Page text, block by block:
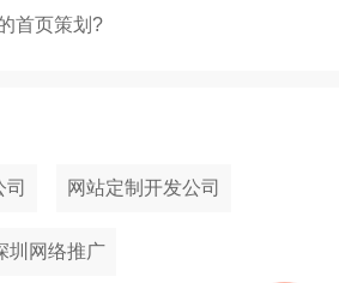
首页策划?
司 网站定制开发公司
圳网络推广